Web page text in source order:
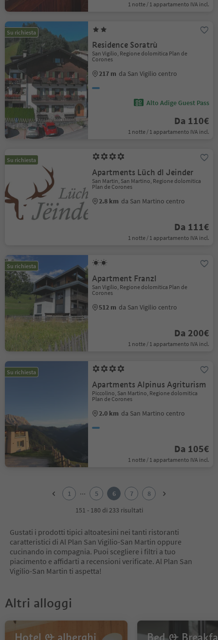
1 notte / 1 appartamento IVA incl.
Su richiesta
Residence Soratrù
San Vigilio, Regione dolomitica Plan de
Corones
217 m da San Vigilio centro
Alto Adige Guest Pass
Da 110€
1 notte / 1 appartamento IVA incl.
Su richiesta
Apartments Lüch dl Jeinder
San Martin, San Martino, Regione dolomitica
Plan de Corones
2.8 km da San Martino centro
Da 111€
1 notte / 1 appartamento IVA incl.
Su richiesta
Apartment Franzl
San Vigilio, Regione dolomitica Plan de
Corones
512 m da San Vigilio centro
Da 200€
1 notte / 1 appartamento IVA incl.
Su richiesta
Apartments Alpinus Agriturism
Piccolino, San Martino, Regione dolomitica
Plan de Corones
2.0 km da San Martino centro
Da 105€
1 notte / 1 appartamento IVA incl.
1 ... 5 6 7
8
151 - 180 di 233 risultati
Gustati i prodotti tipici altoatesini nei tanti ristoranti
caratteristici di Al Plan San Vigilio-San Martin oppure
cucinando in compagnia. Puoi scegliere i filtri a tuo
piacimento e affidarti a recensioni verificate. Al Plan San
Vigilio-San Martin ti aspetta!
Altri alloggi
Hotel & alberghi Bed &